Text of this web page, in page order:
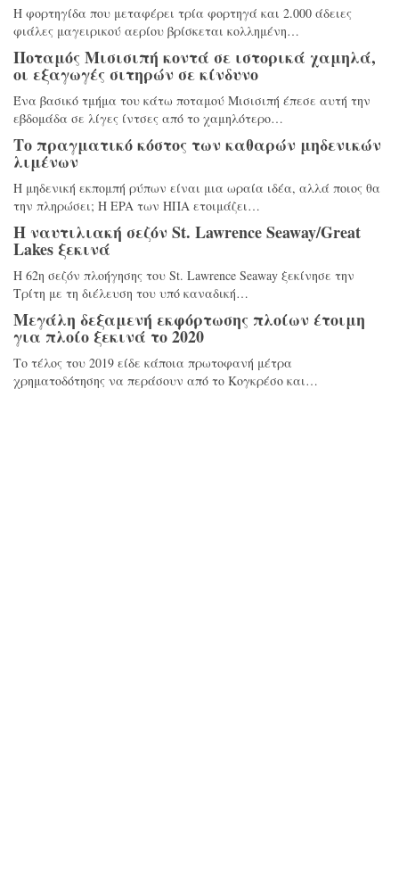
Η φορτηγίδα που μεταφέρει τρία φορτηγά και 2.000 άδειες
φιάλες μαγειρικού αερίου βρίσκεται κολλημένη…
Ποταμός Μισισιπή κοντά σε ιστορικά χαμηλά,
οι εξαγωγές σιτηρών σε κίνδυνο
Ένα βασικό τμήμα του κάτω ποταμού Μισισιπή έπεσε αυτή την
εβδομάδα σε λίγες ίντσες από το χαμηλότερο…
Το πραγματικό κόστος των καθαρών μηδενικών
λιμένων
Η μηδενική εκπομπή ρύπων είναι μια ωραία ιδέα, αλλά ποιος θα
την πληρώσει; Η EPA των ΗΠΑ ετοιμάζει…
Η ναυτιλιακή σεζόν St. Lawrence Seaway/Great
Lakes ξεκινά
Η 62η σεζόν πλοήγησης του St. Lawrence Seaway ξεκίνησε την
Τρίτη με τη διέλευση του υπό καναδική…
Μεγάλη δεξαμενή εκφόρτωσης πλοίων έτοιμη
για πλοίο ξεκινά το 2020
Το τέλος του 2019 είδε κάποια πρωτοφανή μέτρα
χρηματοδότησης να περάσουν από το Κογκρέσο και…